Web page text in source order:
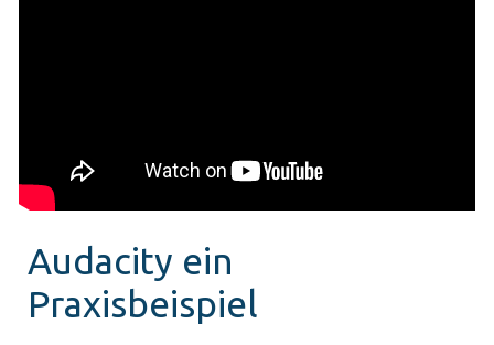
Audacity ein
Praxisbeispiel